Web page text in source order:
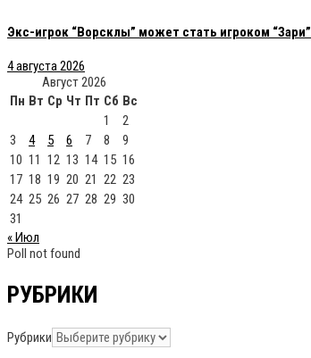
Экс-игрок “Ворсклы” может стать игроком “Зари”
4 августа 2026
Август 2026
Пн Вт Ср Чт Пт Сб Вс
1
2
3
4 5 6 7 8
9
10 11 12 13 14 15 16
17 18 19 20 21 22 23
24 25 26 27 28 29 30
31
« Июл
Poll not found
РУБРИКИ
Рубрики